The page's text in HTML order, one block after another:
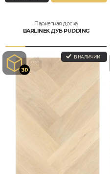
Паркетная доска
BARLINEK ДУБ PUDDING
В НАЛИЧИИ